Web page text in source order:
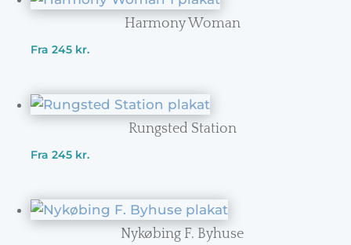
Harmony Woman
Fra245 kr.
Rungsted Station
Fra245 kr.
Nykøbing F. Byhuse